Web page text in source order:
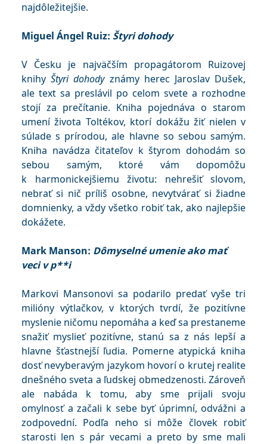
najdôležitejšie.
Miguel Ángel Ruiz: Štyri dohody
V Česku je najväčším propagátorom Ruizovej
knihyŠtyri dohodyznámy herec Jaroslav Dušek,
ale text sa preslávil po celom svete a rozhodne
stojí za prečítanie. Kniha pojednáva o starom
umení života Toltékov, ktorí dokážu žiť nielen v
súlade s prírodou, ale hlavne so sebou samým.
Kniha navádza čitateľov k štyrom dohodám so
sebou samým, ktoré vám dopomôžu
k harmonickejšiemu životu: nehrešiť slovom,
nebrať si nič príliš osobne, nevytvárať si žiadne
domnienky, a vždy všetko robiť tak, ako najlepšie
dokážete.
Mark Manson: Dômyselné umenie ako mať
veci v p**i
Markovi Mansonovi sa podarilo predať vyše tri
milióny výtlačkov, v ktorých tvrdí, že pozitívne
myslenie ničomu nepomáha a keď sa prestaneme
snažiť myslieť pozitívne, stanú sa z nás lepší a
hlavne šťastnejší ľudia. Pomerne atypická kniha
dosť nevyberavým jazykom hovorí o krutej realite
dnešného sveta a ľudskej obmedzenosti. Zároveň
ale nabáda k tomu, aby sme prijali svoju
omylnosť a začali k sebe byť úprimní, odvážni a
zodpovední. Podľa neho si môže človek robiť
starosti len s pár vecami a preto by sme mali